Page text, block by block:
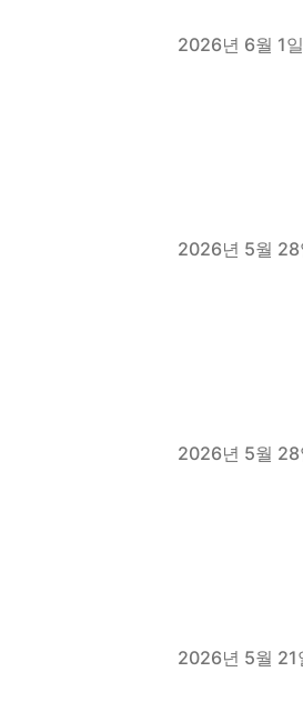
Published on
2026년 6월 1일
Published on
2026년 5월 28
Published on
2026년 5월 28
Published on
2026년 5월 21